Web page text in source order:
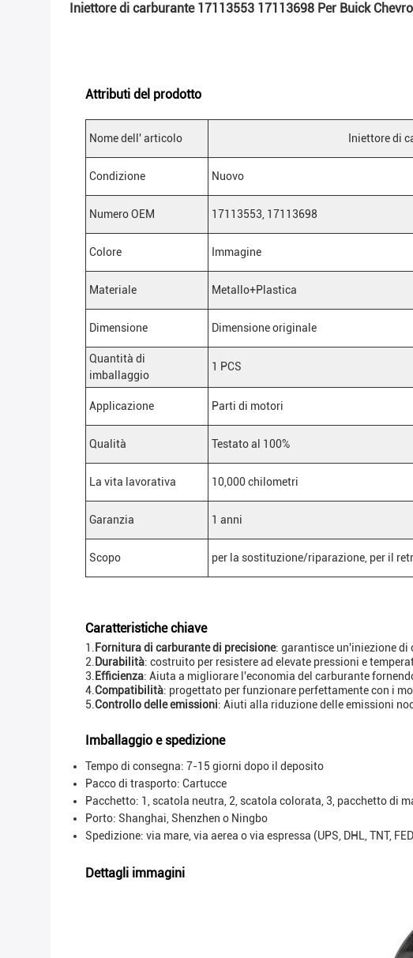
Iniettore di carburante 17113553 17113698 Per Buick
Attributi del prodotto
Nome dell' articolo Iniettore di
Condizione Nuovo
Numero OEM 17113553, 17113698
Colore Immagine
Materiale Metallo+Plastica
Dimensione Dimensione originale
Quantità di
imballaggio
1 PCS
Applicazione Parti di motori
Qualità Testato al 100%
La vita lavorativa 10,000 chilometri
Garanzia 1 anni
Scopo per la sostituzione/riparazione, per il
Caratteristiche chiave
1. Fornitura di carburante di precisione: garantisce un'iniezione di
2. Durabilità: costruito per resistere ad elevate pressioni e
3. Efficienza: Aiuta a migliorare l'economia del carburante
4. Compatibilità: progettato per funzionare perfettamente con i
5. Controllo delle emissioni: Aiuti alla riduzione delle emissioni
Imballaggio e spedizione
Tempo di consegna: 7-15 giorni dopo il deposito
Pacco di trasporto: Cartucce
Pacchetto: 1, scatola neutra, 2, scatola colorata, 3, pacchetto di
Porto: Shanghai, Shenzhen o Ningbo
Spedizione: via mare, via aerea o via espressa (UPS, DHL, TNT,
Dettagli immagini